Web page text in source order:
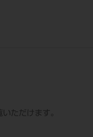
ただけます。